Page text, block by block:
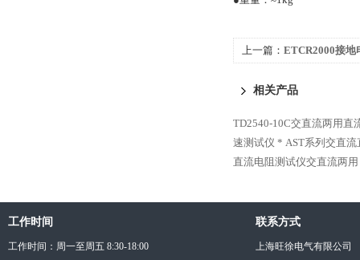
上一篇： ETCR2000接地
相关产品
TD2540-10C交直流两用直
速测试仪 * AST系列交直
直流电阻测试仪交直流两
工作时间
工作时间：周一至周五 8:30-18:00
联系方式
上海旺徐电气有限公司